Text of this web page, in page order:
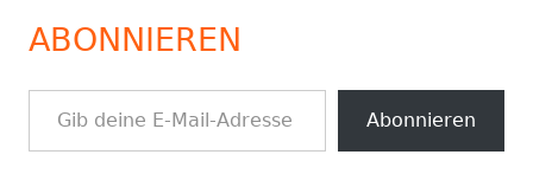
ABONNIEREN
Gib deine E-Mail-Adresse ein ...
Abonnieren